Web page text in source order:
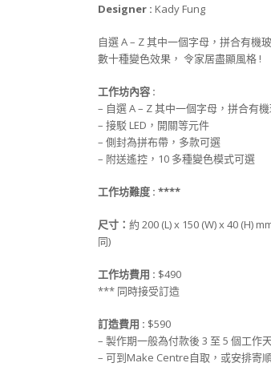
Designer : Kady Fung
自選 A – Z 其中一個字母，拼合有機
數十種變色效果， 令家居盡顯風格 !
工作坊內容 :
– 自選 A – Z 其中一個字母，拼合有
– 接駁 LED，開關等元件
– 側封為拼布帶，多款可選
– 附送遙控，10 多種變色模式可選
工作坊難度 : ****
尺寸： 約 200 (L) x 150 (W) x 40 (H)
同)
工作坊費用 : $490
*** 同時接受訂造
訂造費用 : $590
– 製作期一般為付款後 3 至 5 個工作
– 可到Make Centre自取，或安排寄